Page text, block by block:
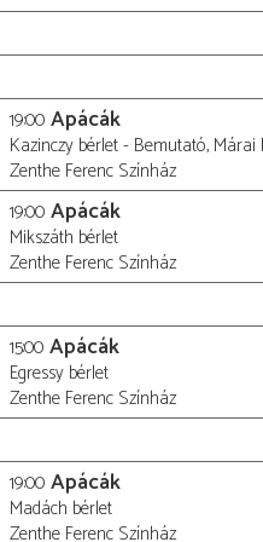
19:00 Apácák
Kazinczy bérlet - Bemutató, Márai
Zenthe Ferenc Színház
19:00 Apácák
Mikszáth bérlet
Zenthe Ferenc Színház
15:00 Apácák
Egressy bérlet
Zenthe Ferenc Színház
19:00 Apácák
Madách bérlet
Zenthe Ferenc Színház